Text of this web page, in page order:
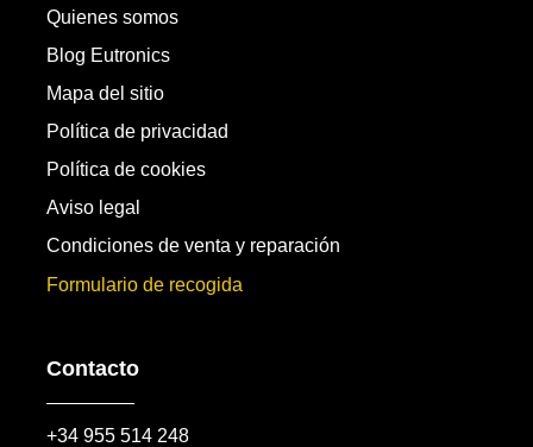
Quienes somos
Blog Eutronics
Mapa del sitio
Política de privacidad
Política de cookies
Aviso legal
Condiciones de venta y reparación
Formulario de recogida
Contacto
+34 955 514 248